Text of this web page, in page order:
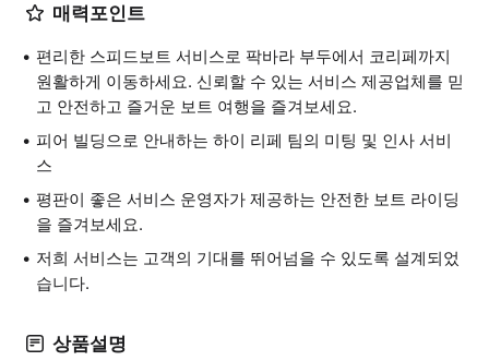
매력포인트
편리한 스피드보트 서비스로 팍바라 부두에서 코리페까지
원활하게 이동하세요. 신뢰할 수 있는 서비스 제공업체를 믿
고 안전하고 즐거운 보트 여행을 즐겨보세요.
피어 빌딩으로 안내하는 하이 리페 팀의 미팅 및 인사 서비
스
평판이 좋은 서비스 운영자가 제공하는 안전한 보트 라이딩
을 즐겨보세요.
저희 서비스는 고객의 기대를 뛰어넘을 수 있도록 설계되었
습니다.
상품설명